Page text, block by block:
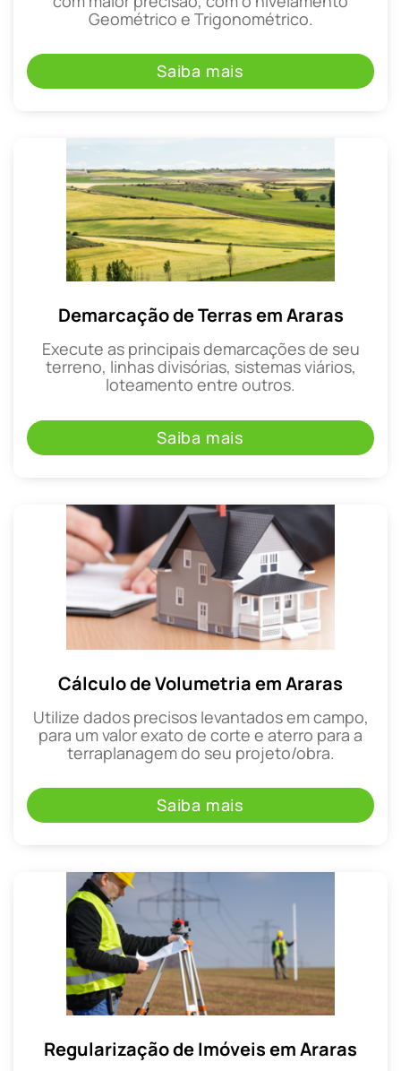
Geométrico e Trigonométrico.
Saiba mais
Demarcação de Terras em Araras
Execute as principais demarcações de seu
terreno, linhas divisórias, sistemas viários,
loteamento entre outros.
Saiba mais
Cálculo de Volumetria em Araras
Utilize dados precisos levantados em campo,
para um valor exato de corte e aterro para a
terraplanagem do seu projeto/obra.
Saiba mais
Regularização de Imóveis em Araras